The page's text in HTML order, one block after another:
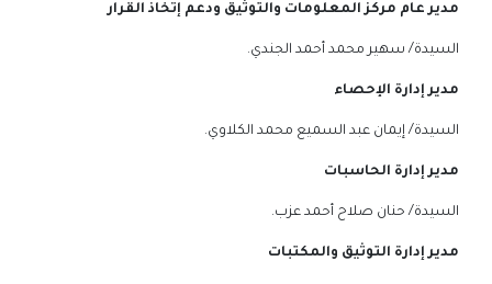
مدير عام مركز المعلومات والتوثيق ودعم إتخاذ القرار
السيدة/ سهير محمد أحمد الجندي.
مدير إدارة الإحصاء
السيدة/ إيمان عبد السميع محمد الكلاوي.
مدير إدارة الحاسبات
السيدة/ حنان صلاح أحمد عزب.
مدير إدارة التوثيق والمكتبات